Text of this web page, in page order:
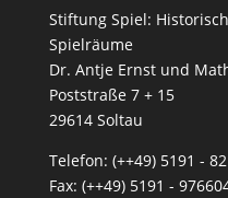
Stiftung Spiel:
Spielräume
Dr. Antje Ernst und
Poststraße 7 + 15
29614 Soltau
Telefon: (++49) 5191 -
Fax: (++49) 5191 -